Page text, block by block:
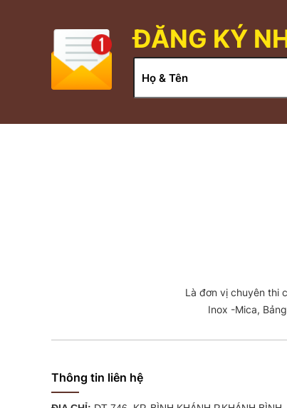
ĐĂNG KÝ
Là đơn vị chuyên thi công Bảng
Thông tin liên hệ